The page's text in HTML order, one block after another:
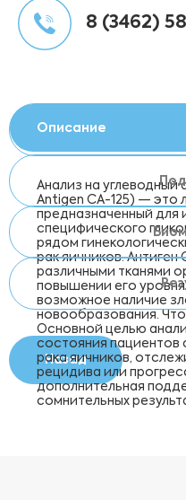
8 (3462)
Описание
Анализ на углеводный
Antigen CA-125) — это
предназначенный для
специфического
рядом
рак яичников. Антиген
различными тканями
повышении его
возможное наличие
новообразования.
Основной целью
состояния пациентов
рака яичников,
рецидива или
дополнительная
сомнительных
Назад